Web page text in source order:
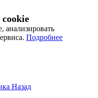
анализировать
Подробнее
Назад